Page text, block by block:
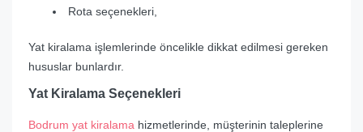
Rota seçenekleri,
Yat kiralama işlemlerinde öncelikle dikkat edilmesi gereken
hususlar bunlardır.
Yat Kiralama Seçenekleri
Bodrum yat kiralama hizmetlerinde, müşterinin taleplerine